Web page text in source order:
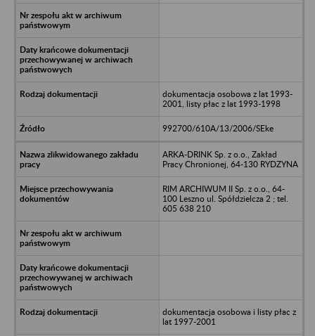
dokumentacja osobowa z lat 1993-
2001, listy płac z lat 1993-1998
992700/610A/13/2006/SEke
ARKA-DRINK Sp. z o.o., Zakład
Pracy Chronionej, 64-130 RYDZYNA
RIM ARCHIWUM II Sp. z o.o., 64-
100 Leszno ul. Spółdzielcza 2 ; tel.
605 638 210
dokumentacja osobowa i listy płac z
lat 1997-2001